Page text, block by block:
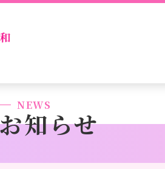
NEWS
知らせ